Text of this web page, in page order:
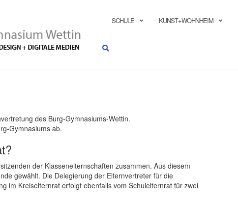
SCHULE KUNST+WOHNHEIM
des Burg-Gymnasiums-Wettin.
Gymnasiums ab.
der Klassenelternschaften zusammen. Aus diesem
gewählt. Die Delegierung der Elternvertreter für die
im Kreiselternrat erfolgt ebenfalls vom Schulelternrat für zwei